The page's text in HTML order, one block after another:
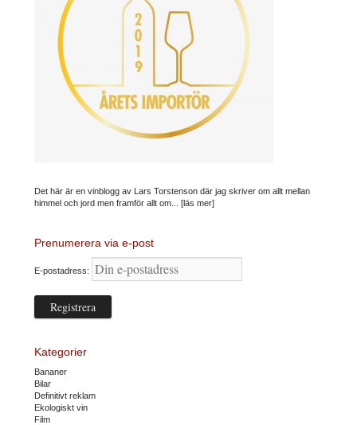
Det här är en vinblogg av Lars Torstenson där jag skriver om allt mellan
himmel och jord men framför allt om... [läs mer]
Prenumerera via e-post
E-postadress:
Kategorier
Bananer
Bilar
Definitivt reklam
Ekologiskt vin
Film